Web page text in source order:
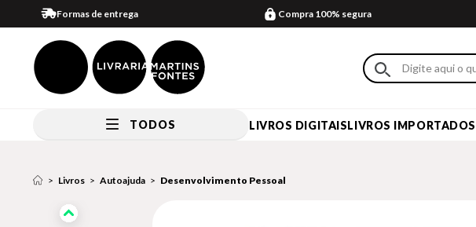
Formas de entrega Compra 100% segura
TODOS LIVROS DIGITAISLIVROS IMPORTADOS
Livros Autoajuda Desenvolvimento Pessoal